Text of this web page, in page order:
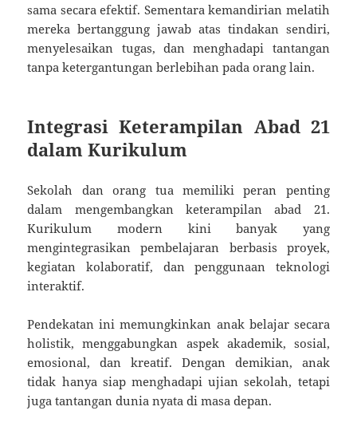
sama secara efektif. Sementara kemandirian melatih
mereka bertanggung jawab atas tindakan sendiri,
menyelesaikan tugas, dan menghadapi tantangan
tanpa ketergantungan berlebihan pada orang lain.
Integrasi Keterampilan Abad 21
dalam Kurikulum
Sekolah dan orang tua memiliki peran penting
dalam mengembangkan keterampilan abad 21.
Kurikulum modern kini banyak yang
mengintegrasikan pembelajaran berbasis proyek,
kegiatan kolaboratif, dan penggunaan teknologi
interaktif.
Pendekatan ini memungkinkan anak belajar secara
holistik, menggabungkan aspek akademik, sosial,
emosional, dan kreatif. Dengan demikian, anak
tidak hanya siap menghadapi ujian sekolah, tetapi
juga tantangan dunia nyata di masa depan.